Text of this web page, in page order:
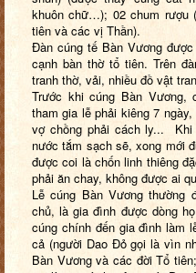
khuôn chữ…); 02 chum rượu
tiên và các vị Thần).
Đàn cúng tế Bàn Vương
cạnh bàn thờ tổ tiên. Trên
tranh thờ, vải, nhiều đồ vật
Trước khi cúng Bàn Vương,
tham gia lễ phải kiêng 7
vợ chồng phải cách ly... Khi
nước tắm sạch sẽ, xong mới
được coi là chốn linh thiêng
phải ăn chay, không được ai
Lễ cúng Bàn Vương thường
chủ, là gia đình được dòng
cúng chính đến gia đình làm
cả (người Dao Đỏ gọi là vìn
Bàn Vương và các đời Tổ